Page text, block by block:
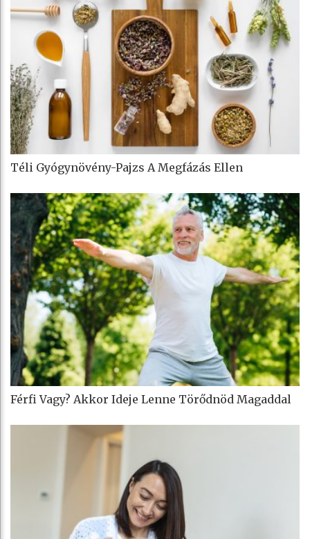
Téli Gyógynövény-Pajzs A Megfázás Ellen
Férfi Vagy? Akkor Ideje Lenne Törődnöd Magaddal